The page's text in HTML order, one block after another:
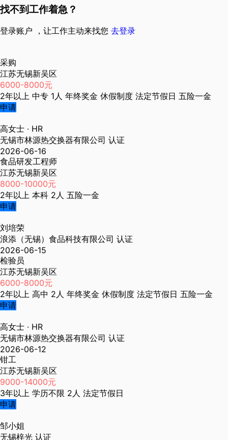
找不到工作着急？
登录账户 ，让工作主动来找您 去登录
采购
江苏无锡新吴区
6000-8000元
2年以上 中专 1人 年终奖金 休假制度 法定节假日 五险一金
申请
高女士 · HR
无锡市林源热交换器有限公司 认证
2026-06-16
食品研发工程师
江苏无锡新吴区
8000-10000元
2年以上 本科 2人 五险一金
申请
刘培荣
浪添（无锡）食品科技有限公司 认证
2026-06-15
检验员
江苏无锡新吴区
6000-8000元
2年以上 高中 2人 年终奖金 休假制度 法定节假日 五险一金
申请
高女士 · HR
无锡市林源热交换器有限公司 认证
2026-06-12
钳工
江苏无锡新吴区
9000-14000元
3年以上 学历不限 2人 法定节假日
申请
邹小姐
无锡梓光 认证